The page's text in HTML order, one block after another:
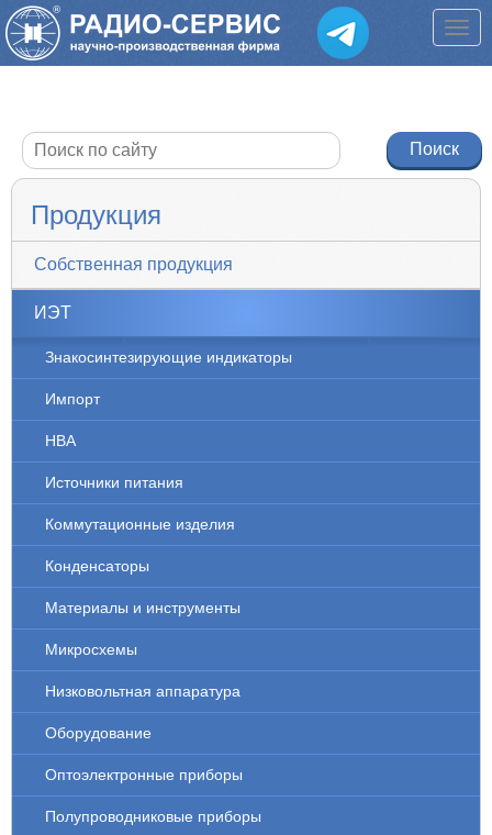
Продукция
Собственная продукция
ИЭТ
Знакосинтезирующие индикаторы
Импорт
НВА
Источники питания
Коммутационные изделия
Конденсаторы
Материалы и инструменты
Микросхемы
Низковольтная аппаратура
Оборудование
Оптоэлектронные приборы
Полупроводниковые приборы